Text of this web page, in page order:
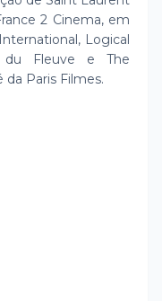
2 Cinema, em
Logical
du Fleuve e The
da Paris Filmes.